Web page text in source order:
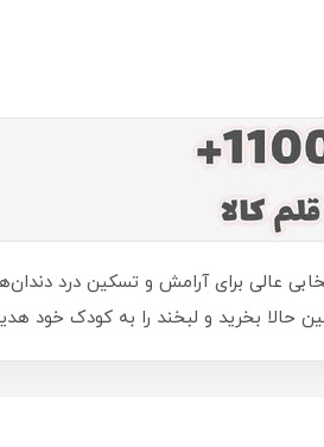
عالی برای آرامش و تسکین درد
حالا بخرید و لبخند را به کودک خود